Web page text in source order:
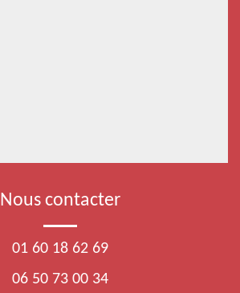
Nous contacter
01 60 18 62 69
06 50 73 00 34